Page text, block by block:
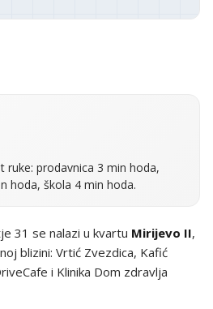
ruke: prodavnica 3 min hoda,
hoda, škola 4 min hoda.
31 se nalazi u kvartu Mirijevo II,
blizini: Vrtić Zvezdica, Kafić
i Klinika Dom zdravlja